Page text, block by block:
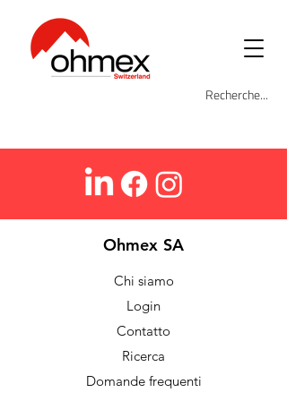
Ohmex SA
Chi siamo
Login
Contatto
Ricerca
Domande frequenti